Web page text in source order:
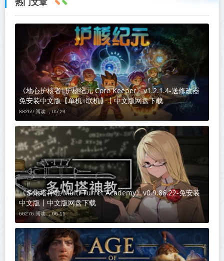
热门文章
《地心护核者|护核纪元 Core Keeper》v1.2.1.4-送修改器
免安装中文版【单机+联机】丨中文版网盘下载
88269 阅读 ，05-29
《多炮塔神教 Multi Turret Academy》v0.9.86.22-免安装
中文版丨中文版网盘下载
66276 阅读 ，06-11